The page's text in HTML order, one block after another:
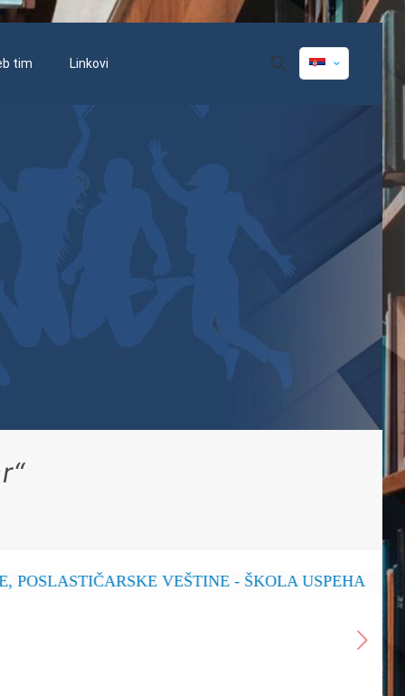
tim Linkovi
VEŠTINE - ŠKOLA USPEHA